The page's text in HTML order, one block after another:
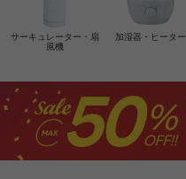
サーキュレーター・扇
風機
加湿器・ヒーター